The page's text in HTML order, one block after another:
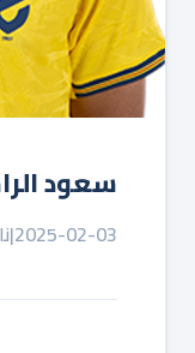
سعود
2025-02-03
|